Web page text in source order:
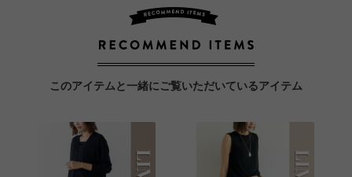
このアイテムと一緒にご覧いただいているアイテム